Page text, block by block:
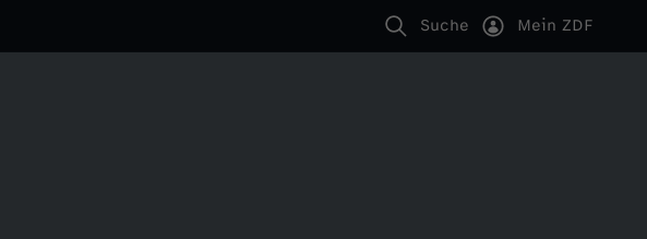
Suche Mein ZDF